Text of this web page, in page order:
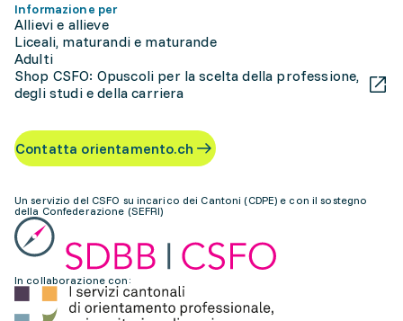
Informazione per
Allievi e allieve
Liceali, maturandi e maturande
Adulti
Shop CSFO: Opuscoli per la scelta della professione,
degli studi e della carriera
Contatta orientamento.ch
Un servizio del CSFO su incarico dei Cantoni (CDPE) e con il sostegno
della Confederazione (SEFRI)
In collaborazione con: